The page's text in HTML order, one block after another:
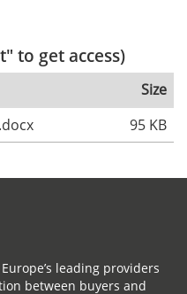
to get access)
Size
95 KB
leading providers
between buyers and